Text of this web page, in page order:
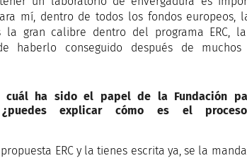
mí, dentro de todos los fondos europeos,
la gran calibre dentro del programa ERC,
haberlo conseguido después de muchos
cuál ha sido el papel de la Fundación
¿puedes explicar cómo es el
ERC y la tienes escrita ya, se la